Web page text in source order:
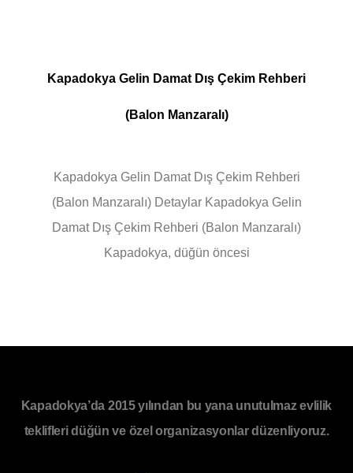
Kapadokya Gelin Damat Dış Çekim Rehberi
(Balon Manzaralı)
Kapadokya Gelin Damat Dış Çekim Rehberi
(Balon Manzaralı) Detaylar Kapadokya Gelin
Damat Dış Çekim Rehberi (Balon Manzaralı)
Kapadokya, düğün öncesi
Kapadokya’da 2015 yılından bu yana unutulmaz evlilik
teklifleri düğün ve özel organizasyonlar düzenliyoruz.